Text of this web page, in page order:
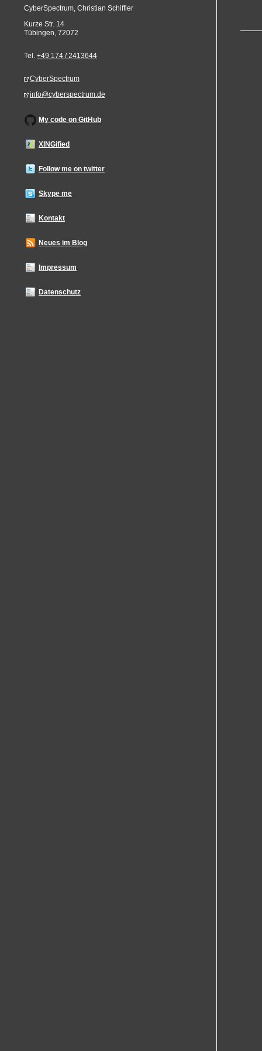
CyberSpectrum, Christian Schiffler
Kurze Str. 14
Tübingen, 72072
Tel. +49 174 / 2413644
CyberSpectrum
info@cyberspectrum.de
My code on GitHub
XINGified
Follow me on twitter
Skype me
Kontakt
Neues im Blog
Impressum
Datenschutz